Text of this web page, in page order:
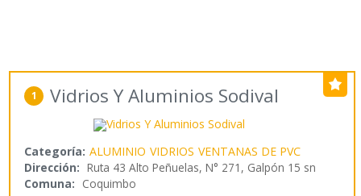
1 Vidrios Y Aluminios Sodival
Categoría: ALUMINIO VIDRIOS VENTANAS DE PVC
Dirección: Ruta 43 Alto Peñuelas, N° 271, Galpón 15 sn
Comuna: Coquimbo